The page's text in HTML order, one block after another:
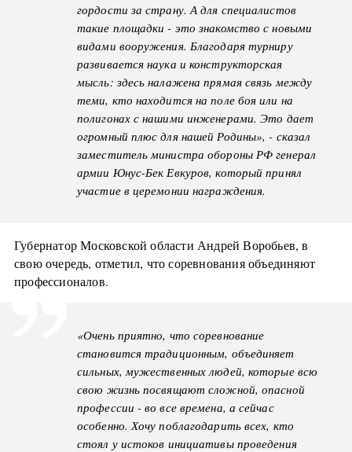
гордости за страну. А для специалистов
такие площадки - это знакомство с новыми
видами вооружения. Благодаря турниру
развивается наука и конструкторская
мысль: здесь налажена прямая связь между
теми, кто находится на поле боя или на
полигонах с нашими инженерами. Это дает
огромный плюс для нашей Родины», - сказал
заместитель министра обороны РФ генерал
армии Юнус-Бек Евкуров, который принял
участие в церемонии награждения.
Губернатор Московской области Андрей Воробьев, в
свою очередь, отметил, что соревнования объединяют
профессионалов.
«Очень приятно, что соревнование
становится традиционным, объединяет
сильных, мужественных людей, которые всю
свою жизнь посвящают сложной, опасной
профессии - во все времена, а сейчас
особенно. Хочу поблагодарить всех, кто
стоял у истоков инициативы проведения